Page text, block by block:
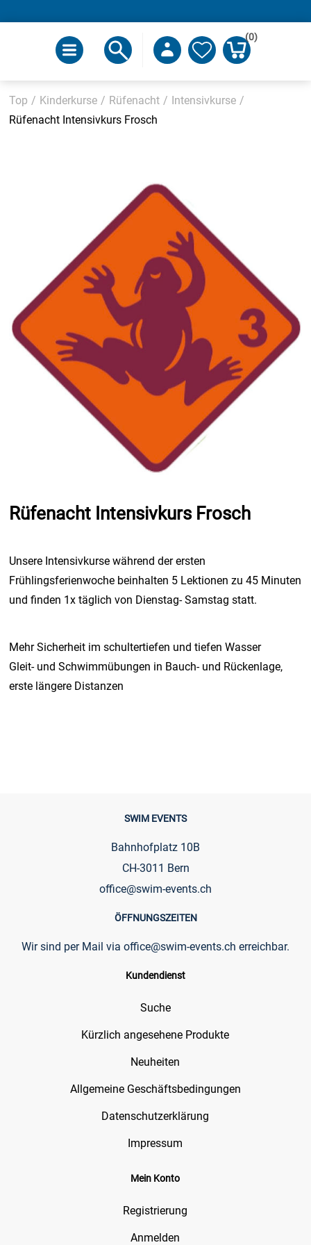
(0)
Top / Kinderkurse / Rüfenacht / Intensivkurse /
Rüfenacht Intensivkurs Frosch
Rüfenacht Intensivkurs Frosch
Unsere Intensivkurse während der ersten
Frühlingsferienwoche beinhalten 5 Lektionen zu 45 Minuten
und finden 1x täglich von Dienstag- Samstag statt.
Mehr Sicherheit im schultertiefen und tiefen Wasser
Gleit- und Schwimmübungen in Bauch- und Rückenlage,
erste längere Distanzen
SWIM EVENTS
Bahnhofplatz 10B
CH-3011 Bern
office@swim-events.ch
ÖFFNUNGSZEITEN
Wir sind per Mail via office@swim-events.ch erreichbar.
Kundendienst
Suche
Kürzlich angesehene Produkte
Neuheiten
Allgemeine Geschäftsbedingungen
Datenschutzerklärung
Impressum
Mein Konto
Registrierung
Anmelden